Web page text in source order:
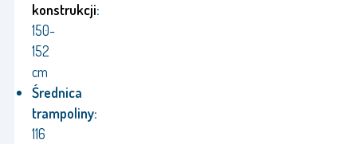
konstrukcji:
150-
152
cm
Średnica
trampoliny:
116